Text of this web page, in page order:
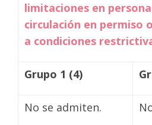
limitaciones en
circulación en permiso
a condiciones
Grupo 1 (4)
No se admiten.